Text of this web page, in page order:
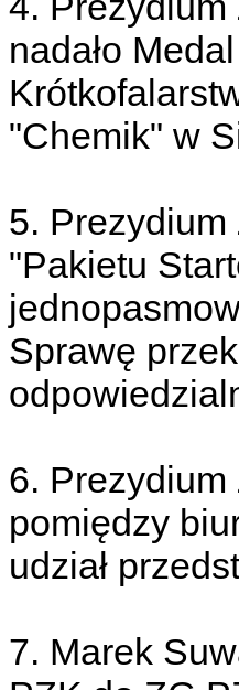
nadało
"Chemik" w
5. Prezydium
"Pakietu
Sprawę
6. Prezydium
pomiędzy
udział
7. Marek